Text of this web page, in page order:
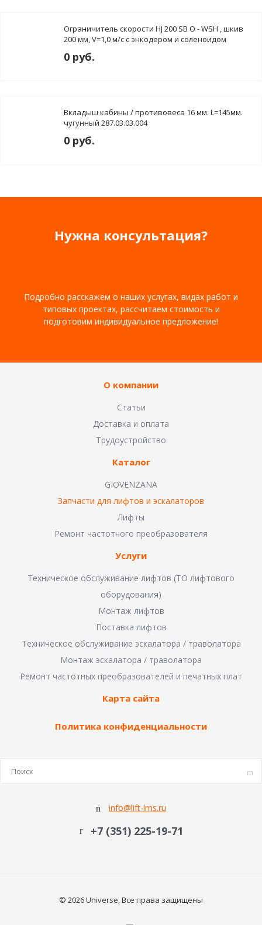
Ограничитель скорости HJ 200 SB O - WSH , шкив
200 мм, V=1,0 м/с с энкодером и соленоидом
0 руб.
Вкладыш кабины / противовеса 16 мм. L=145мм.
чугунный 287.03.03.004
0 руб.
Нужна консультация?
Подробно расскажем о наших услугах, видах работ и
типовых проектах, рассчитаем стоимость и
подготовим индивидуальное предложение!
О компании
Статьи
Доставка и оплата
Трудоустройство
Каталог
GIOVENZANA
Запчасти для лифтов и эскалаторов
Лифты
Ремонт частотного преобразователя
Услуги
Техническое обслуживание лифтов (ТО лифтового
оборудования)
Монтаж лифтов
Поставка лифтов
Техническое обслуживание эскалатора / траволатора
Монтаж эскалатора / траволатора
Ремонт частотных преобразователей и печатных плат
Карта сайта
Политика конфиденциальности
info@lift-lms.ru
+7 (351) 225-19-71
© 2026 Universe, Все права защищены